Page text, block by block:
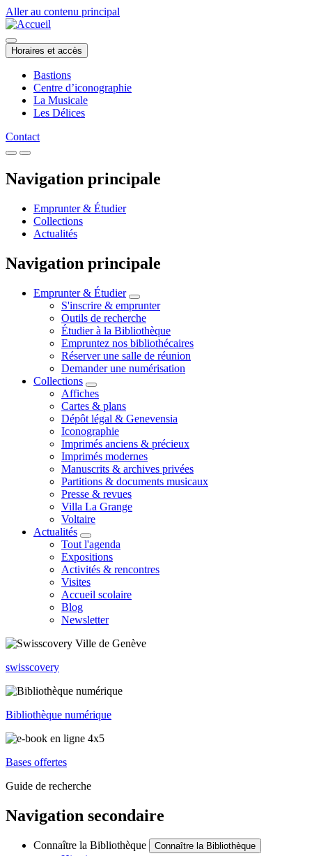
Aller au contenu principal
Horaires et accès
Bastions
Centre d’iconographie
La Musicale
Les Délices
Contact
Navigation principale
Emprunter & Étudier
Collections
Actualités
Navigation principale
Emprunter & Étudier
S'inscrire & emprunter
Outils de recherche
Étudier à la Bibliothèque
Empruntez nos bibliothécaires
Réserver une salle de réunion
Demander une numérisation
Collections
Affiches
Cartes & plans
Dépôt légal & Genevensia
Iconographie
Imprimés anciens & précieux
Imprimés modernes
Manuscrits & archives privées
Partitions & documents musicaux
Presse & revues
Villa La Grange
Voltaire
Actualités
Tout l'agenda
Expositions
Activités & rencontres
Visites
Accueil scolaire
Blog
Newsletter
swisscovery
Bibliothèque numérique
Bases offertes
Guide de recherche
Navigation secondaire
Connaître la Bibliothèque Connaître la Bibliothèque